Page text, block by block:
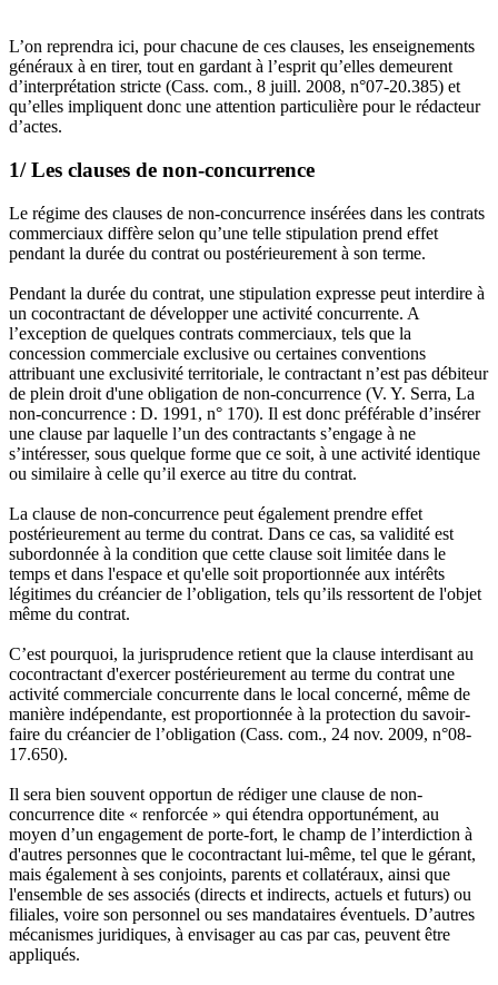
L’on reprendra ici, pour chacune de ces clauses, les enseignements
généraux à en tirer, tout en gardant à l’esprit qu’elles demeurent
d’interprétation stricte (Cass. com., 8 juill. 2008, n°07-20.385) et
qu’elles impliquent donc une attention particulière pour le rédacteur
d’actes.
1/ Les clauses de non-concurrence
Le régime des clauses de non-concurrence insérées dans les contrats
commerciaux diffère selon qu’une telle stipulation prend effet
pendant la durée du contrat ou postérieurement à son terme.
Pendant la durée du contrat, une stipulation expresse peut interdire à
un cocontractant de développer une activité concurrente. A
l’exception de quelques contrats commerciaux, tels que la
concession commerciale exclusive ou certaines conventions
attribuant une exclusivité territoriale, le contractant n’est pas débiteur
de plein droit d'une obligation de non-concurrence (V. Y. Serra, La
non-concurrence : D. 1991, n° 170). Il est donc préférable d’insérer
une clause par laquelle l’un des contractants s’engage à ne
s’intéresser, sous quelque forme que ce soit, à une activité identique
ou similaire à celle qu’il exerce au titre du contrat.
La clause de non-concurrence peut également prendre effet
postérieurement au terme du contrat. Dans ce cas, sa validité est
subordonnée à la condition que cette clause soit limitée dans le
temps et dans l'espace et qu'elle soit proportionnée aux intérêts
légitimes du créancier de l’obligation, tels qu’ils ressortent de l'objet
même du contrat.
C’est pourquoi, la jurisprudence retient que la clause interdisant au
cocontractant d'exercer postérieurement au terme du contrat une
activité commerciale concurrente dans le local concerné, même de
manière indépendante, est proportionnée à la protection du savoir-
faire du créancier de l’obligation (Cass. com., 24 nov. 2009, n°08-
17.650).
Il sera bien souvent opportun de rédiger une clause de non-
concurrence dite « renforcée » qui étendra opportunément, au
moyen d’un engagement de porte-fort, le champ de l’interdiction à
d'autres personnes que le cocontractant lui-même, tel que le gérant,
mais également à ses conjoints, parents et collatéraux, ainsi que
l'ensemble de ses associés (directs et indirects, actuels et futurs) ou
filiales, voire son personnel ou ses mandataires éventuels. D’autres
mécanismes juridiques, à envisager au cas par cas, peuvent être
appliqués.